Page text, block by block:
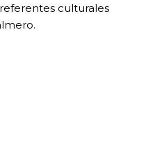
culturales